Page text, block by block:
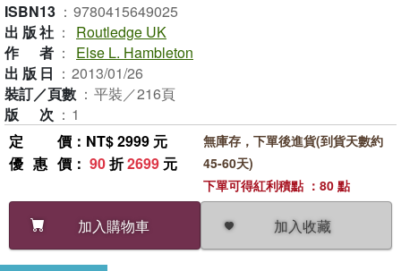
ISBN13 ： 9780415649025
出版社 ：
Routledge UK
作者 ：
Else L. Hambleton
出版日 ： 2013/01/26
裝訂／頁數 ： 平裝／216頁
版次 ： 1
定價 ：NT$ 2999 元
優惠價 ： 90折2699 元
加入購物車 加入收藏
無庫存，下單後進貨(到貨天數約
45-60天)
下單可得紅利積點 ：80 點